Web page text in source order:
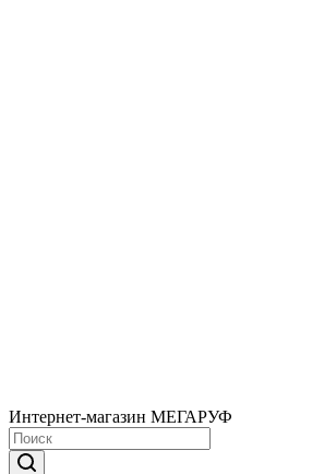
Интернет-магазин МЕГАРУФ